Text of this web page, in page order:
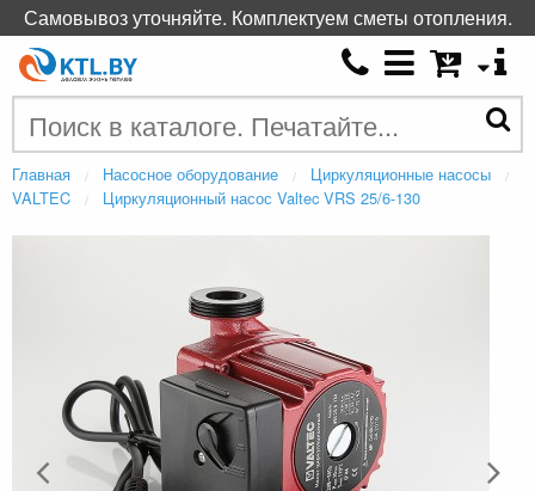
Главная Насосное оборудование
Циркуляционные насосы
VALTEC
Циркуляционный насос Valtec VRS 25/6-130
Самовывоз уточняйте. Комплектуем сметы отопления.